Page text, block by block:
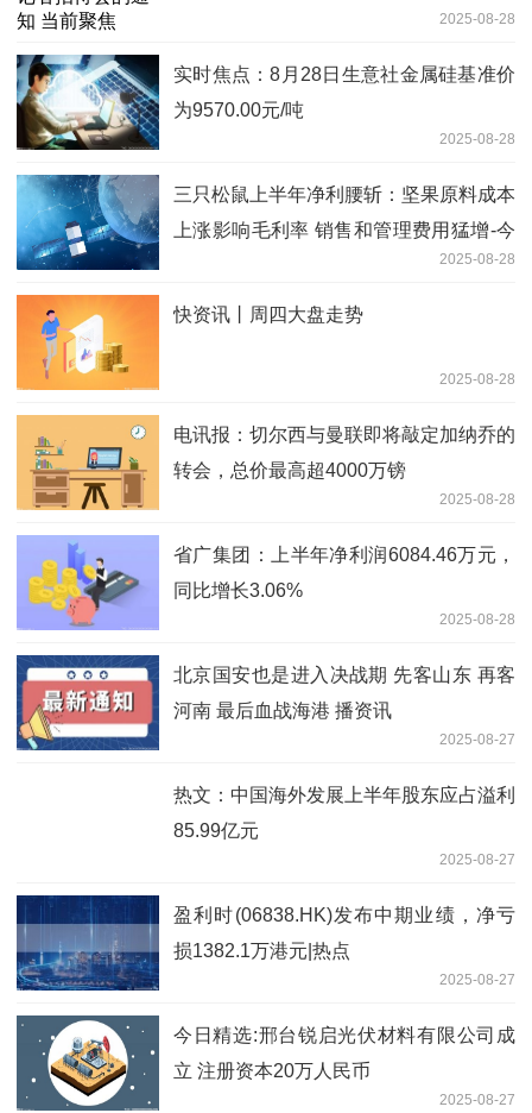
2025-08-28
实时焦点：8月28日生意社金属硅基准价
为9570.00元/吨
2025-08-28
三只松鼠上半年净利腰斩：坚果原料成本
上涨影响毛利率 销售和管理费用猛增-今
2025-08-28
快资讯丨周四大盘走势
2025-08-28
电讯报：切尔西与曼联即将敲定加纳乔的
转会，总价最高超4000万镑
2025-08-28
省广集团：上半年净利润6084.46万元，
同比增长3.06%
2025-08-28
北京国安也是进入决战期 先客山东 再客
河南 最后血战海港 播资讯
2025-08-27
热文：中国海外发展上半年股东应占溢利
85.99亿元
2025-08-27
盈利时(06838.HK)发布中期业绩，净亏
损1382.1万港元|热点
2025-08-27
今日精选:邢台锐启光伏材料有限公司成
立 注册资本20万人民币
2025-08-27